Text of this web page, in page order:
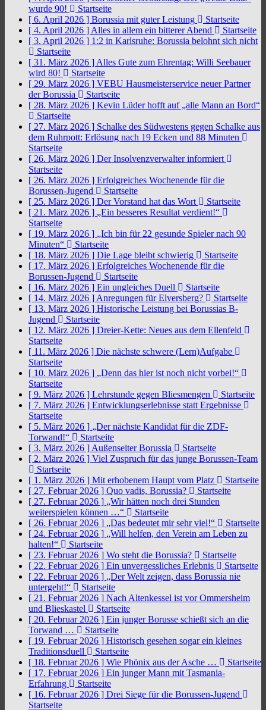
wurde 90!
Startseite
[ 6. April 2026 ] Borussia mit guter Leistung
Startseite
[ 4. April 2026 ] Alles in allem ein bitterer Abend
Startseite
[ 3. April 2026 ] 1:2 in Karlsruhe: Borussia belohnt sich nicht
Startseite
[ 31. März 2026 ] Alles Gute zum Ehrentag: Willi Seebauer
wird 80!
Startseite
[ 29. März 2026 ] VEBU Hausmeisterservice neuer Partner
der Borussia
Startseite
[ 28. März 2026 ] Kevin Lüder hofft auf „alle Mann an Bord“
Startseite
[ 27. März 2026 ] Schalke des Südwestens gegen Schalke aus
dem Ruhrpott: Erlösung nach 19 Ecken und 88 Minuten
Startseite
[ 26. März 2026 ] Der Insolvenzverwalter informiert
Startseite
[ 26. März 2026 ] Erfolgreiches Wochenende für die
Borussen-Jugend
Startseite
[ 25. März 2026 ] Der Vorstand hat das Wort
Startseite
[ 21. März 2026 ] „Ein besseres Resultat verdient!“
Startseite
[ 19. März 2026 ] „Ich bin für 22 gesunde Spieler nach 90
Minuten“
Startseite
[ 18. März 2026 ] Die Lage bleibt schwierig
Startseite
[ 17. März 2026 ] Erfolgreiches Wochenende für die
Borussen-Jugend
Startseite
[ 16. März 2026 ] Ein ungleiches Duell
Startseite
[ 14. März 2026 ] Anregungen für Elversberg?
Startseite
[ 13. März 2026 ] Historische Leistung bei Borussias B-
Jugend
Startseite
[ 12. März 2026 ] Dreier-Kette: Neues aus dem Ellenfeld
Startseite
[ 11. März 2026 ] Die nächste schwere (Lern)Aufgabe
Startseite
[ 10. März 2026 ] „Denn das hier ist noch nicht vorbei!“
Startseite
[ 9. März 2026 ] Lehrstunde gegen Bliesmengen
Startseite
[ 7. März 2026 ] Entwicklungserlebnisse statt Ergebnisse
Startseite
[ 5. März 2026 ] „Der nächste Kandidat für die ZDF-
Torwand!“
Startseite
[ 3. März 2026 ] Außenseiter Borussia
Startseite
[ 2. März 2026 ] Viel Zuspruch für das junge Borussen-Team
Startseite
[ 1. März 2026 ] Mit erhobenem Haupt vom Platz
Startseite
[ 27. Februar 2026 ] Quo vadis, Borussia?
Startseite
[ 27. Februar 2026 ] „Wir hätten noch drei Stunden
weiterspielen können …“
Startseite
[ 26. Februar 2026 ] „Das bedeutet mir sehr viel!“
Startseite
[ 24. Februar 2026 ] „Will helfen, den Verein am Leben zu
halten!“
Startseite
[ 23. Februar 2026 ] Wo steht die Borussia?
Startseite
[ 22. Februar 2026 ] Ein unvergessliches Erlebnis
Startseite
[ 22. Februar 2026 ] „Der Welt zeigen, dass Borussia nie
untergeht!“
Startseite
[ 21. Februar 2026 ] Nach Altenkessel ist vor Ommersheim
und Blieskastel
Startseite
[ 20. Februar 2026 ] Ein junger Borusse schießt sich an die
Torwand …
Startseite
[ 19. Februar 2026 ] Historisch gesehen sogar ein kleines
Traditionsduell
Startseite
[ 18. Februar 2026 ] Wie Phönix aus der Asche …
Startseite
[ 17. Februar 2026 ] Ein junger Mann mit Tasmania-
Erfahrung
Startseite
[ 16. Februar 2026 ] Drei Siege für die Borussen-Jugend
Startseite